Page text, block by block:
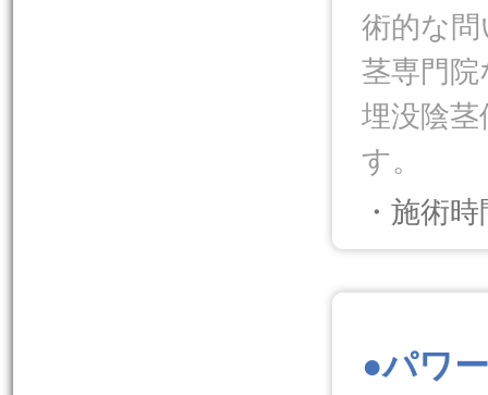
術的な
茎専門
埋没陰
す。
・施術
●パワ